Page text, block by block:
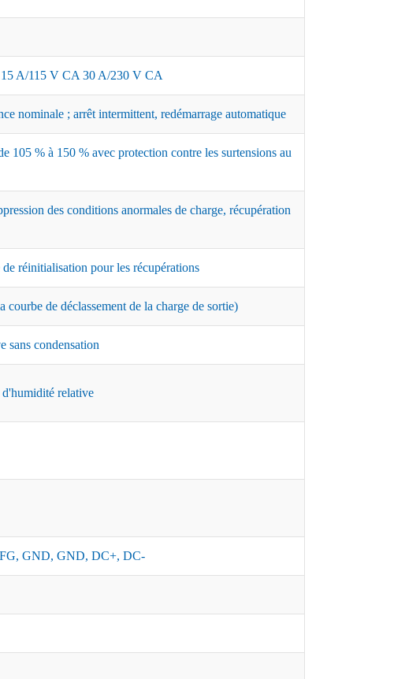
A/115 V CA 30 A/230 V CA
nominale ; arrêt intermittent, redémarrage automatique
105 % à 150 % avec protection contre les surtensions au
des conditions anormales de charge, récupération
réinitialisation pour les récupérations
de déclassement de la charge de sortie)
sans condensation
relative
GND, GND, DC+, DC-